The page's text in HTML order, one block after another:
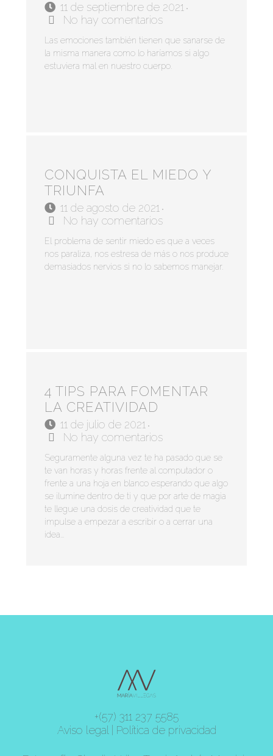
11 de septiembre de 2021 •
No hay comentarios
Las emociones también tienen que sanarse de
la misma manera como lo haríamos si algo
estuviera mal en nuestro cuerpo.
CONQUISTA EL MIEDO Y
TRIUNFA
11 de agosto de 2021 •
No hay comentarios
El problema de sentir miedo es que a veces
nos paraliza, nos estresa de más o nos produce
demasiados nervios si no lo sabemos manejar.
4 TIPS PARA FOMENTAR
LA CREATIVIDAD
11 de julio de 2021 •
No hay comentarios
Seguramente alguna vez te ha pasado que se
te van horas y horas frente al computador o
frente a una hoja en blanco esperando que algo
se ilumine dentro de ti y que por arte de magia
te llegue una dosis de creatividad que te
impulse a empezar a escribir o a cerrar una
idea...
+(57) 311 237 5585
Aviso legal
Política de privacidad